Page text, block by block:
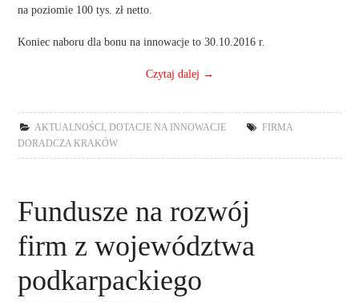
na poziomie 100 tys. zł netto.
Koniec naboru dla bonu na innowacje to 30.10.2016 r.
Czytaj dalej →
AKTUALNOŚCI ,DOTACJE NA INNOWACJE
FIRMA
DORADCZA KRAKÓW
Fundusze na rozwój
firm z województwa
podkarpackiego